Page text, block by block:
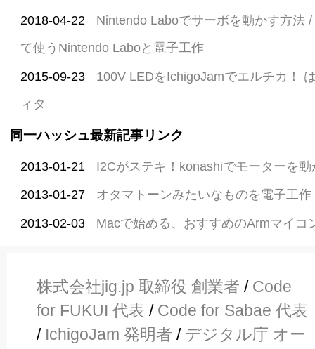
2018-04-22
Nintendo Laboでサーボを動かす方法
て使うNintendo Laboと電子工作
2015-09-23
100V LEDをIchigoJamでエルチカ！
ィタ
同一ハッシュ最新記事リンク
2013-01-21 I2Cがステキ！konashiでモーターを動
2013-01-27 オタマトーンみたいなものを電子工作
2013-02-03 Macで始める、おすすめのArmマイコ
株式会社jig.jp 取締役 創業者 / Code
for FUKUI 代表 / Code for Sabae 代表
/ IchigoJam 発明者 / デジタル庁 オー